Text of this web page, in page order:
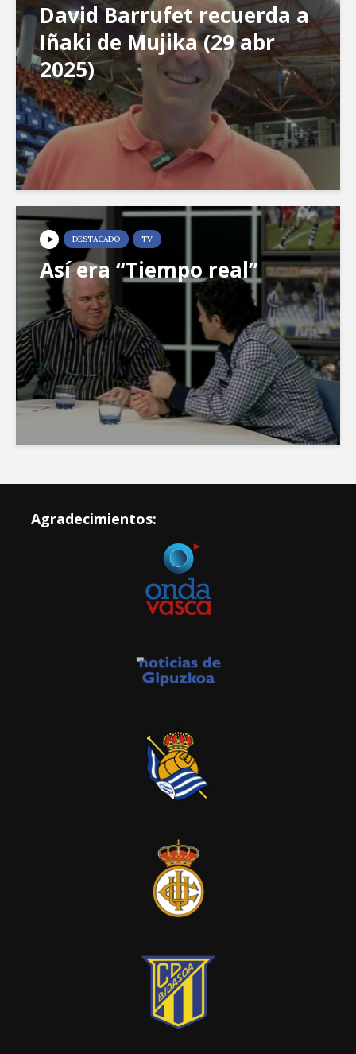
David Barrufet recuerda a
Iñaki de Mujika (29 abr
2025)
DESTACADO TV
Así era “Tiempo real”
Agradecimientos: